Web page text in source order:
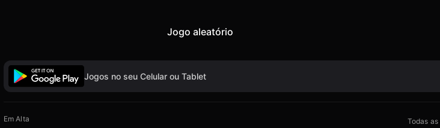
Jogo aleatório
Jogos no seu Celular ou Tablet
Em Alta
Todas as